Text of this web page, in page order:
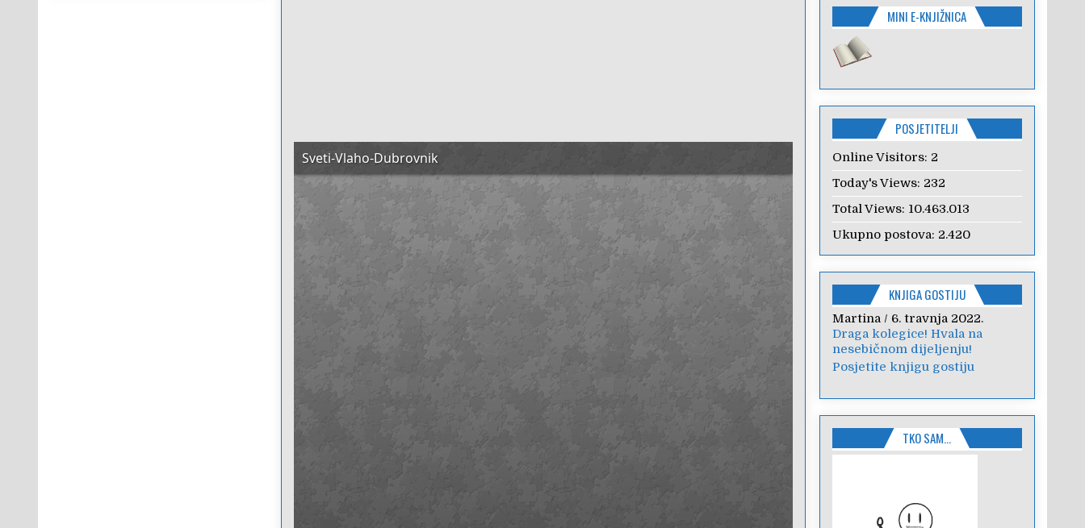
MINI E-KNJIŽNICA
POSJETITELJI
Online Visitors: 2
Today's Views: 232
Total Views: 10.463.013
Ukupno postova: 2.420
KNJIGA GOSTIJU
edita/22. prosinca 2021.
Poštovani, pretražujem
materijale vezene za Božić
kako bih animirala moje...
TKO SAM…